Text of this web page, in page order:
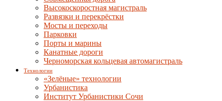
Высокоскоростная магистраль
Развязки и перекрёстки
Мосты и переходы
Парковки
Порты и марины
Канатные дороги
Черноморская кольцевая автомагистраль
Технологии
«Зелёные» технологии
Урбанистика
Институт Урбанистики Сочи